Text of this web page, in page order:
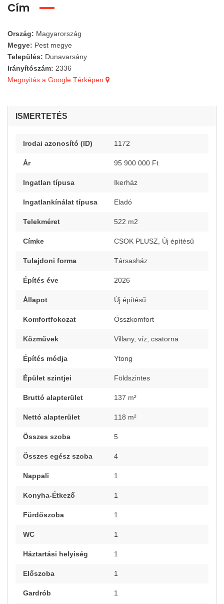
Cím
Ország: Magyarország
Megye: Pest megye
Település: Dunavarsány
Irányítószám: 2336
Megnyitás a Google Térképen
ISMERTETÉS
Irodai azonosító (ID) 1172
Ár 95 900 000 Ft
Ingatlan típusa Ikerház
Ingatlankínálat típusa Eladó
Telekméret 522 m2
Címke CSOK PLUSZ, Új építésű
Tulajdoni forma Társasház
Építés éve 2026
Állapot Új építésű
Komfortfokozat Összkomfort
Közművek Villany, víz, csatorna
Építés módja Ytong
Épület szintjei Földszintes
Bruttó alapterület 137 m²
Nettó alapterület 118 m²
Összes szoba 5
Összes egész szoba 4
Nappali 1
Konyha-Étkező 1
Fürdőszoba 1
WC 1
Háztartási helyiség 1
Előszoba 1
Gardrób 1
megfelelő tételt